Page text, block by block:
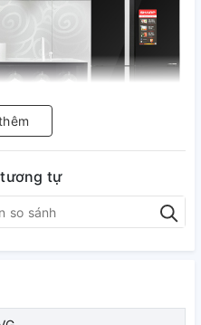
lít phù hợp
viên
ngăn đá, 394 lít cho ngăn
vô cùng khoa học, cho
quản thực phẩm. Sản
tự